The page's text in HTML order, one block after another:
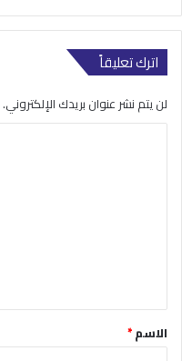
اترك تعليقاً
لن يتم نشر عنوان بريدك الإلكتروني.
*الاسم*